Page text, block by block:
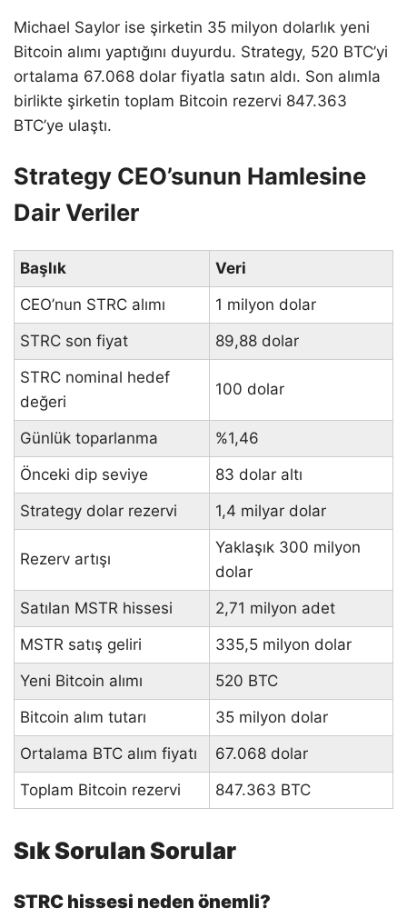
Michael Saylor ise şirketin 35 milyon dolarlık yeni
Bitcoin alımı yaptığını duyurdu. Strategy, 520 BTC’yi
ortalama 67.068 dolar fiyatla satın aldı. Son alımla
birlikte şirketin toplam Bitcoin rezervi 847.363
BTC’ye ulaştı.
Strategy CEO’sunun Hamlesine
Dair Veriler
Başlık
Veri
CEO’nun STRC alımı
1 milyon dolar
STRC son fiyat
89,88 dolar
STRC nominal hedef
değeri
100 dolar
Günlük toparlanma
%1,46
Önceki dip seviye
83 dolar altı
Strategy dolar rezervi
1,4 milyar dolar
Rezerv artışı
Yaklaşık 300 milyon
dolar
Satılan MSTR hissesi
2,71 milyon adet
MSTR satış geliri
335,5 milyon dolar
Yeni Bitcoin alımı
520 BTC
Bitcoin alım tutarı
35 milyon dolar
Ortalama BTC alım fiyatı
67.068 dolar
Toplam Bitcoin rezervi
847.363 BTC
Sık Sorulan Sorular
STRC hissesi neden önemli?